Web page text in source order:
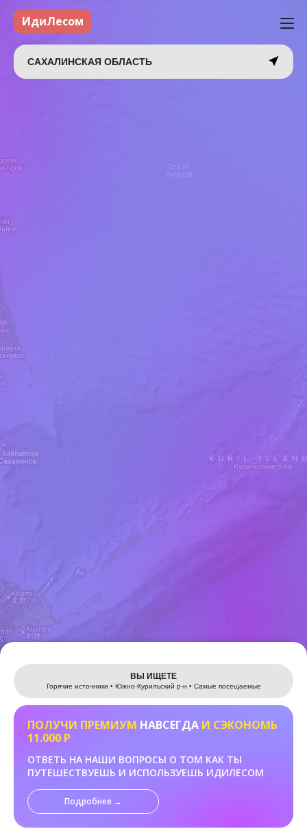
Leaflet
ИдиЛесом
САХАЛИНСКАЯ ОБЛАСТЬ
ВЫ ИЩЕТЕ
Горячие источники • Южно-Курильский р-н • Самые посещаемые
ПОЛУЧИ ПРЕМИУМ НАВСЕГДА И СЭКОНОМЬ
11.000 Р
ОТВЕТЬ НА НАШИ ВОПРОСЫ О ТОМ КАК ТЫ
ПУТЕШЕСТВУЕШЬ И ИСПОЛЬЗУЕШЬ ИДИЛЕСОМ
Подробнее →